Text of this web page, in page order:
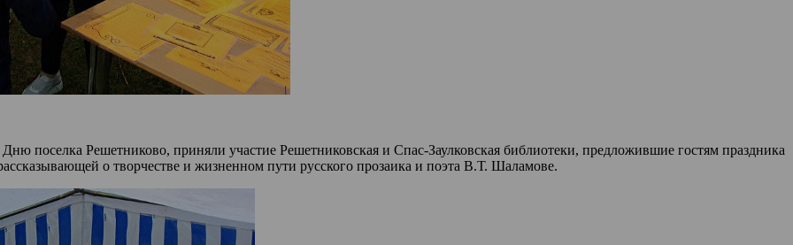
поселка Решетниково, приняли участие Решетниковская и Спас-Заулковская библиотеки, предложившие гостям праздника
о творчестве и жизненном пути русского прозаика и поэта В.Т. Шаламове.